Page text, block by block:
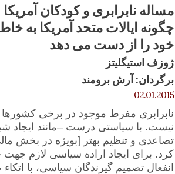
مساله نابرابری و کودکان آمریکا
چگونه ایالات متحد آمریکا به
خود را از دست می دهد
ژوزف استیگلیتز
برگردان: آرش برومند
02.01.2015
نابرابری مفرط موجود در برخی کشورها
نیست. با سیاستی درست –مانند ایجاد
تصاعدی و تنظیم بهتر [بویژه در بخش
کرد. برای ایجاد اراده سیاسی لازم
انفعال تصمیم گیرندگان سیاسی، با